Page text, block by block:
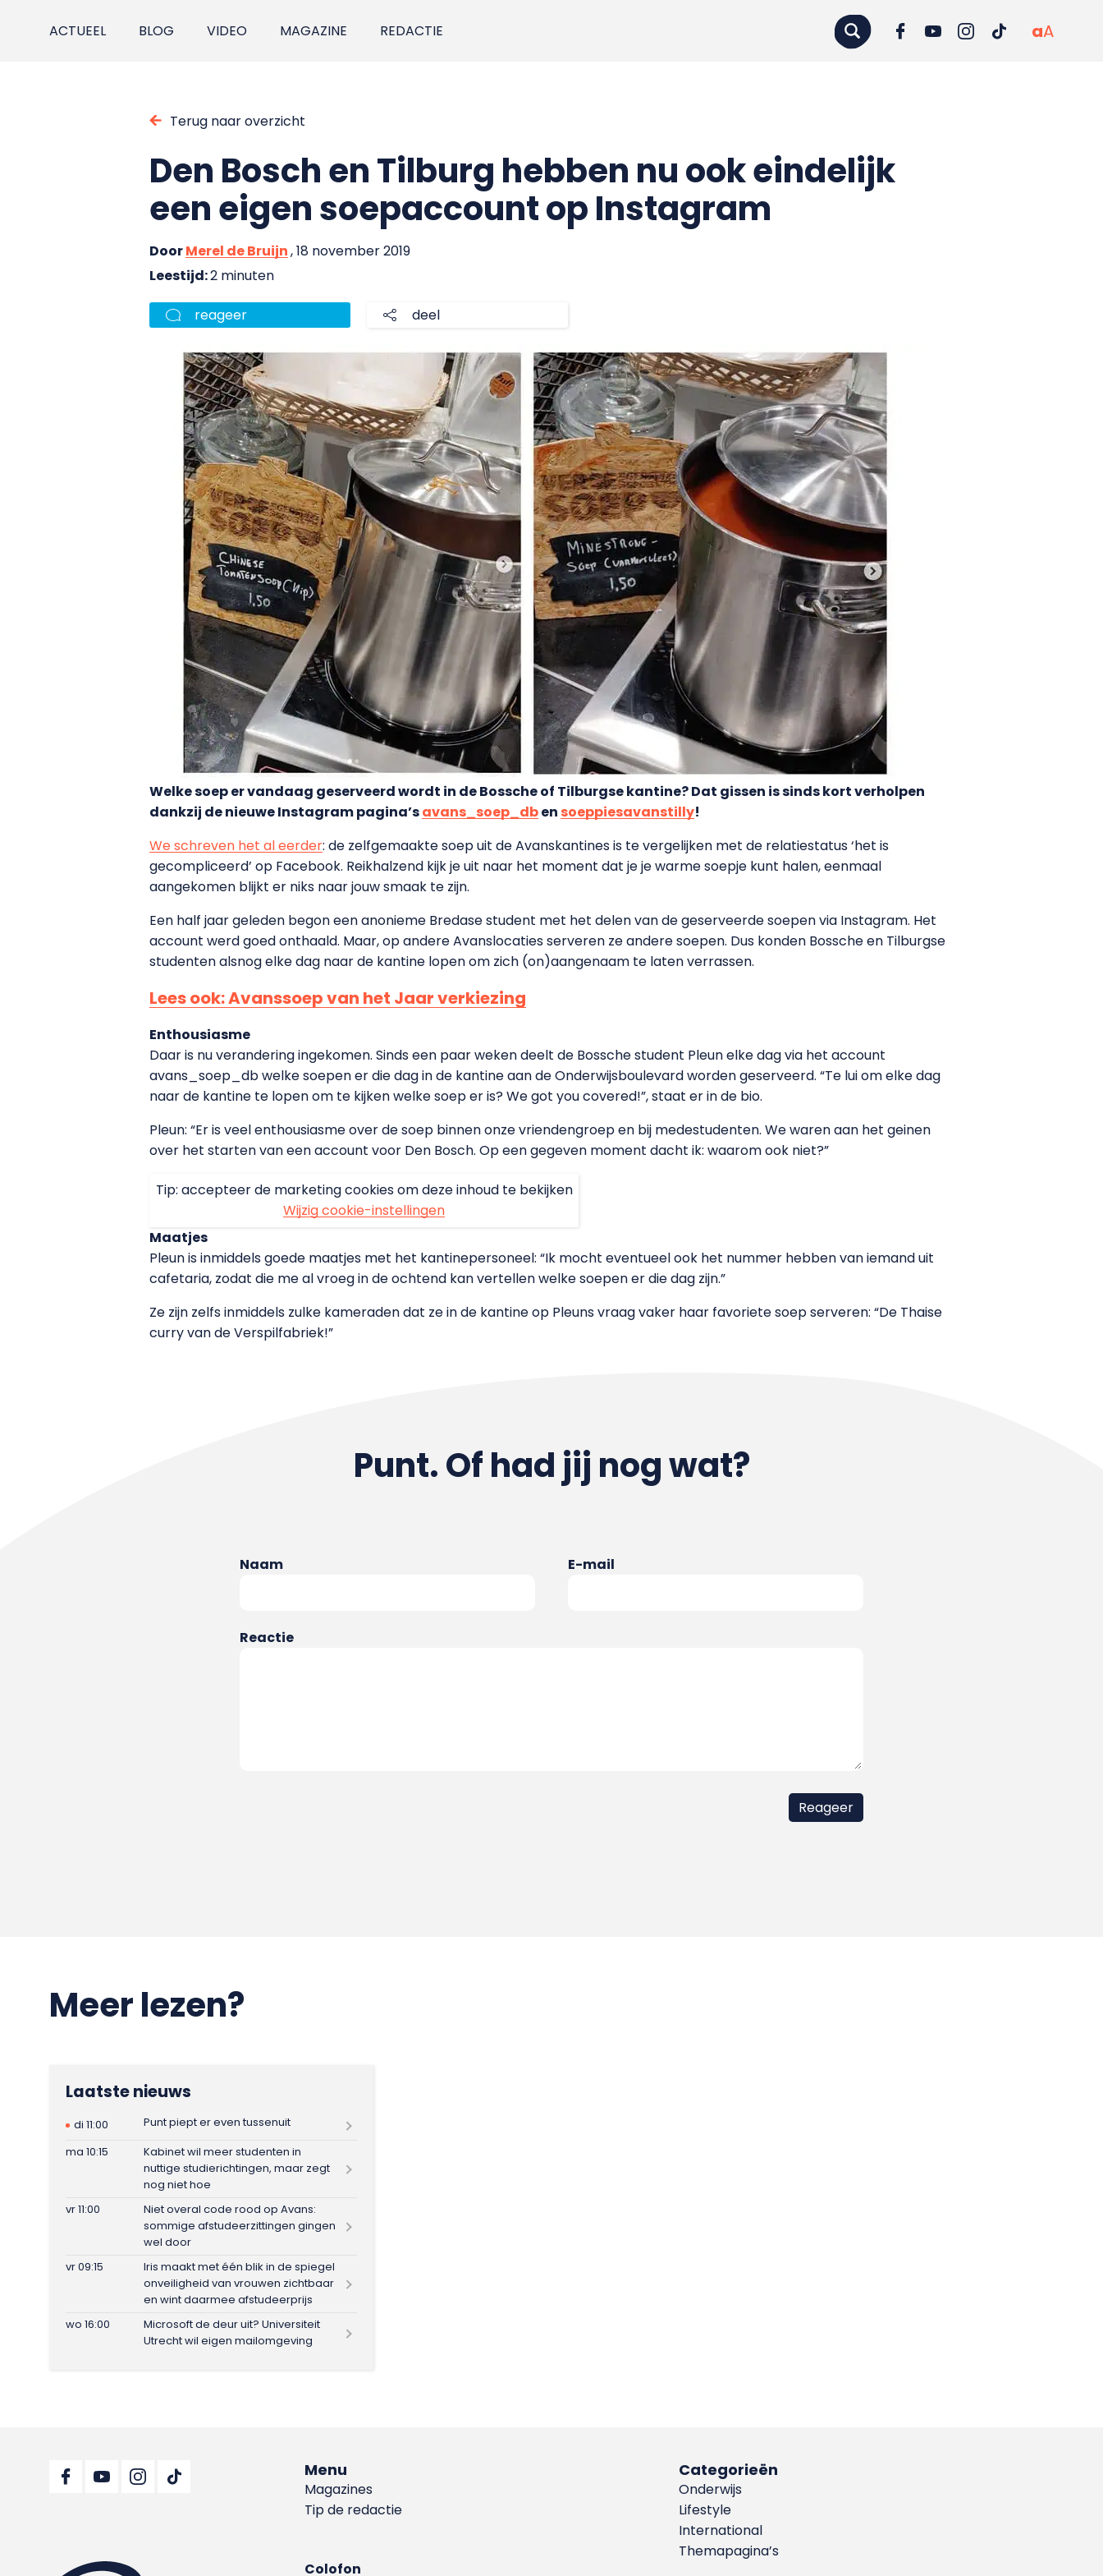
ACTUEEL BLOG VIDEO MAGAZINE REDACTIE aA
Terug naar overzicht
Den Bosch en Tilburg hebben nu ook eindelijk
een eigen soepaccount op Instagram
DoorMerel de Bruijn, 18 november 2019
Leestijd:2 minuten
reageer deel
Welke soep er vandaag geserveerd wordt in de Bossche of Tilburgse kantine? Dat gissen is sinds kort verholpen
dankzij de nieuwe Instagram pagina’savans_soep_dben soeppiesavanstilly!
We schreven het al eerder: de zelfgemaakte soep uit de Avanskantines is te vergelijken met de relatiestatus ‘het is
gecompliceerd’ op Facebook. Reikhalzend kijk je uit naar het moment dat je je warme soepje kunt halen, eenmaal
aangekomen blijkt er niks naar jouw smaak te zijn.
Een half jaar geleden begon een anonieme Bredase student met het delen van de geserveerde soepen via Instagram. Het
account werd goed onthaald. Maar, op andere Avanslocaties serveren ze andere soepen. Dus konden Bossche en Tilburgse
studenten alsnog elke dag naar de kantine lopen om zich (on)aangenaam te laten verrassen.
Lees ook: Avanssoep van het Jaar verkiezing
Enthousiasme
Daar is nu verandering ingekomen. Sinds een paar weken deelt de Bossche student Pleun elke dag via het account
avans_soep_db welke soepen er die dag in de kantine aan de Onderwijsboulevard worden geserveerd. “Te lui om elke dag
naar de kantine te lopen om te kijken welke soep er is? We got you covered!”, staat er in de bio.
Pleun: “Er is veel enthousiasme over de soep binnen onze vriendengroep en bij medestudenten. We waren aan het geinen
over het starten van een account voor Den Bosch. Op een gegeven moment dacht ik: waarom ook niet?”
Tip: accepteer de marketing cookies om deze inhoud te bekijken
Wijzig cookie-instellingen
Maatjes
Pleun is inmiddels goede maatjes met het kantinepersoneel: “Ik mocht eventueel ook het nummer hebben van iemand uit
cafetaria, zodat die me al vroeg in de ochtend kan vertellen welke soepen er die dag zijn.”
Ze zijn zelfs inmiddels zulke kameraden dat ze in de kantine op Pleuns vraag vaker haar favoriete soep serveren: “De Thaise
curry van de Verspilfabriek!”
Punt. Of had jij nog wat?
Naam E-mail
Reactie
Meer lezen?
Laatste nieuws
di 11:00
Punt piept er even tussenuit
ma 10:15
Kabinet wil meer studenten in
nuttige studierichtingen, maar zegt
nog niet hoe
vr 11:00
Niet overal code rood op Avans:
sommige afstudeerzittingen gingen
wel door
vr 09:15
Iris maakt met één blik in de spiegel
onveiligheid van vrouwen zichtbaar
en wint daarmee afstudeerprijs
wo 16:00
Microsoft de deur uit? Universiteit
Utrecht wil eigen mailomgeving
Menu
Magazines
Tip de redactie
Categorieën
Onderwijs
Lifestyle
International
Themapagina’s
Colofon